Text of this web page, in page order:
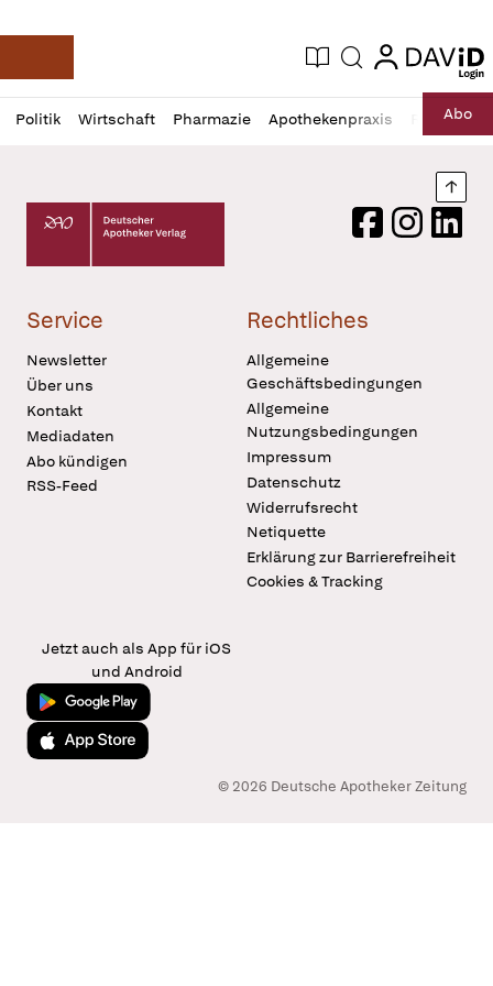
Deutsche Apotheker Zeitung
Aktuelle Ausgabe
Suche login
login
Politik Wirtschaft Pharmazie Apothekenpraxis RechtAbo
Profil
öffnen
Daz
Pur
Deutscher Apotheker Verlag Logo
FacebookInstagram
Service
Newsletter
Über uns
Kontakt
Mediadaten
Abo kündigen
RSS-Feed
Rechtliches
Allgemeine
Geschäftsbedingungen
Allgemeine
Nutzungsbedingungen
Impressum
Datenschutz
Widerrufsrecht
Netiquette
Erklärung zur Barrierefreiheit
Cookies & Tracking
Jetzt auch als App für iOS
und Android
Jetzt bei Google Play
Laden im App Store
© 2026 Deutsche Apotheker Zeitung